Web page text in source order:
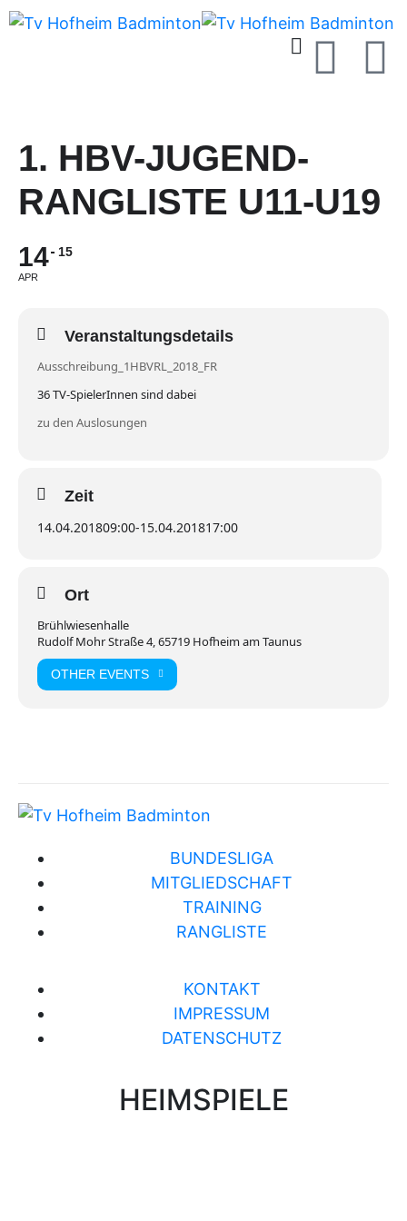
1. HBV-JUGEND-
RANGLISTE U11-U19
14
APR
15
Veranstaltungsdetails
Ausschreibung_1HBVRL_2018_FR
36 TV-SpielerInnen sind dabei
zu den Auslosungen
Zeit
14.04.201809:00-15.04.201817:00
Ort
Brühlwiesenhalle
Rudolf Mohr Straße 4, 65719 Hofheim am Taunus
OTHER EVENTS
BUNDESLIGA
MITGLIEDSCHAFT
TRAINING
RANGLISTE
KONTAKT
IMPRESSUM
DATENSCHUTZ
HEIMSPIELE